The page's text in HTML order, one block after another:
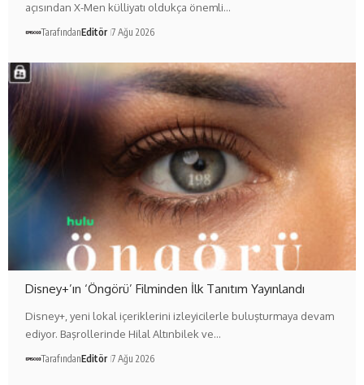
açısından X-Men külliyatı oldukça önemli…
TarafındanEditör 7 Ağu 2026
Disney+’ın ‘Öngörü’ Filminden İlk Tanıtım Yayınlandı
Disney+, yeni lokal içeriklerini izleyicilerle buluşturmaya devam
ediyor. Başrollerinde Hilal Altınbilek ve…
TarafındanEditör 7 Ağu 2026